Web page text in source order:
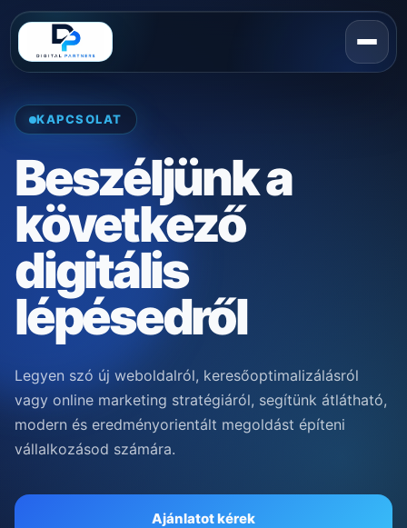
KAPCSOLAT
Beszéljünk a
következő
digitális
lépésedről
Legyen szó új weboldalról, keresőoptimalizálásról
vagy online marketing stratégiáról, segítünk átlátható,
modern és eredményorientált megoldást építeni
vállalkozásod számára.
Ajánlatot kérek